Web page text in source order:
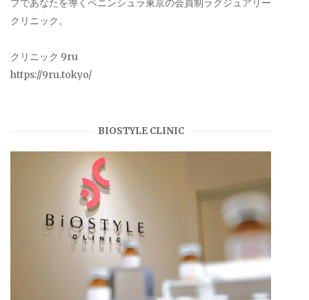
プであなたを導くペニンシュラ東京の会員制ラグジュアリー
クリニック。
クリニック 9ru
https://9ru.tokyo/
BIOSTYLE CLINIC